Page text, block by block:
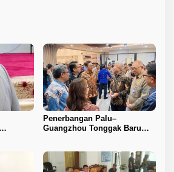
Penerbangan Palu–
Guangzhou Tonggak Baru